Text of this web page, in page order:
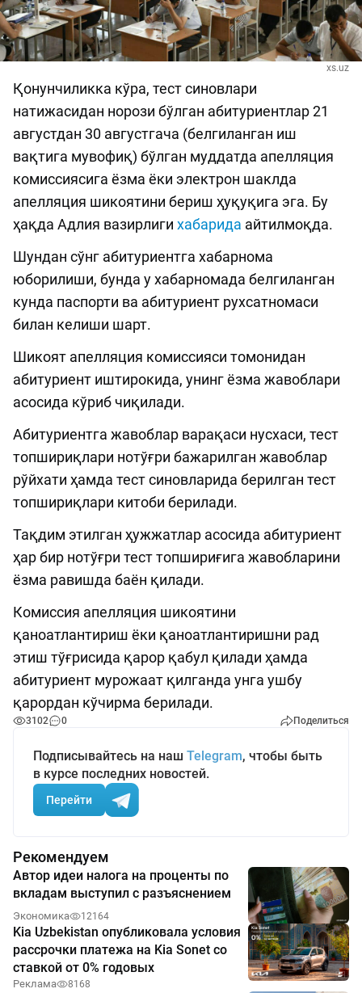
xs.uz
Қонунчиликка кўра, тест синовлари
натижасидан норози бўлган абитуриентлар 21
августдан 30 августгача (белгиланган иш
вақтига мувофиқ) бўлган муддатда апелляция
комиссиясига ёзма ёки электрон шаклда
апелляция шикоятини бериш ҳуқуқига эга. Бу
ҳақда Адлия вазирлиги хабарида айтилмоқда.
Шундан сўнг абитуриентга хабарнома
юборилиши, бунда у хабарномада белгиланган
кунда паспорти ва абитуриент рухсатномаси
билан келиши шарт.
Шикоят апелляция комиссияси томонидан
абитуриент иштирокида, унинг ёзма жавоблари
асосида кўриб чиқилади.
Абитуриентга жавоблар варақаси нусхаси, тест
топшириқлари нотўғри бажарилган жавоблар
рўйхати ҳамда тест синовларида берилган тест
топшириқлари китоби берилади.
Тақдим этилган ҳужжатлар асосида абитуриент
ҳар бир нотўғри тест топшириғига жавобларини
ёзма равишда баён қилади.
Комиссия апелляция шикоятини
қаноатлантириш ёки қаноатлантиришни рад
этиш тўғрисида қарор қабул қилади ҳамда
абитуриент мурожаат қилганда унга ушбу
қарордан кўчирма берилади.
3102 0 Поделиться
Подписывайтесь на наш Telegram, чтобы быть
в курсе последних новостей.
Перейти
Рекомендуем
Автор идеи налога на проценты по
вкладам выступил с разъяснением
Экономика 12164
Kia Uzbekistan опубликовала условия
рассрочки платежа на Kia Sonet со
ставкой от 0% годовых
Реклама 8168